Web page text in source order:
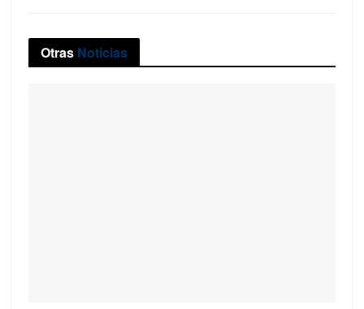
Otras Noticias